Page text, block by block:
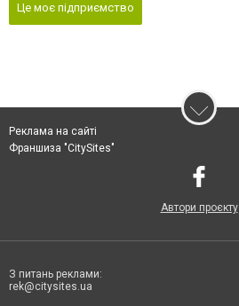
Це моє підприємство
Реклама на сайті
Франшиза "CitySites"
Автори проєкту
З питань реклами:
rek@citysites.ua